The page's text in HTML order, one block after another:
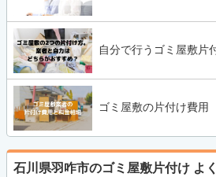
自分で行うゴミ屋敷片
ゴミ屋敷の片付け費用
石川県羽咋市のゴミ屋敷片付け よ